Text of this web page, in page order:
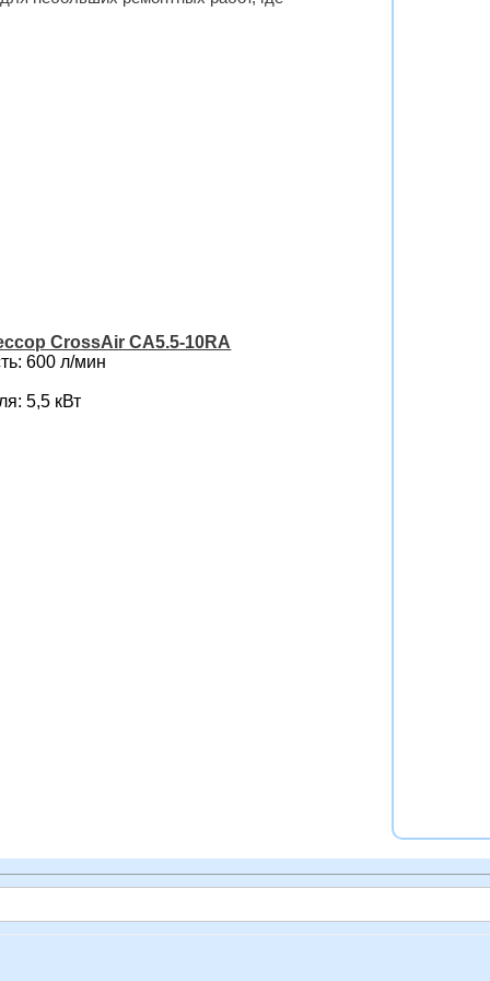
CrossAir CA5.5-10RA
600 л/мин
5,5 кВт